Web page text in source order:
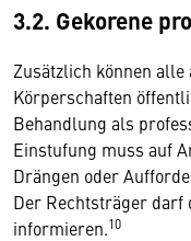
3.2. Gekorene
Zusätzlich können
Körperschaften
Behandlung als
Einstufung muss auf
Drängen oder
Der Rechtsträger darf
informieren.10